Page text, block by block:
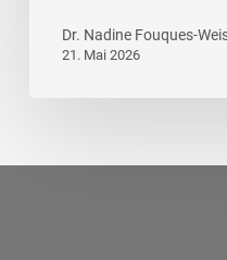
Dr. Nadine Fouques-
21. Mai 2026